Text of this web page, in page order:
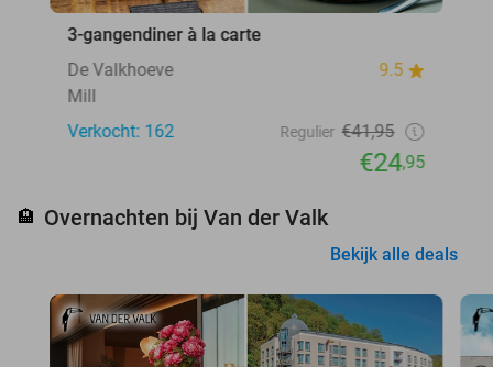
3-gangendiner à la carte
De Valkhoeve
9.5
Mill
Verkocht: 162
Regulier €41,95
€24,95
🏨 Overnachten bij Van der Valk
Bekijk alle deals